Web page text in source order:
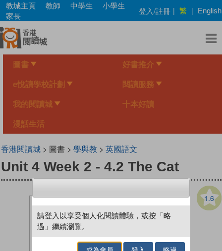
Skip
main
content
教城主頁 教師 中學生
小學生
家長
登入/註冊 | 繁 | English
圖書 好書推介
e悅讀學校計劃 閱讀服務
我的閱讀城 十本好讀
漫話生活
香港閱讀城> 圖書 > 學與教 > 英國語文
Unit 4 Week 2 - 4.2 The Cat
1.6
請登入以享受個人化閱讀體驗，或按「略
過」繼續瀏覽。